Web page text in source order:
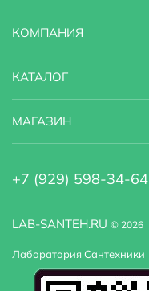
LAB-SANTEH.RU © 2026
Лаборатория Сантехники
КОМПАНИЯ
КАТАЛОГ
МАГАЗИН
+7 (929) 598-34-64